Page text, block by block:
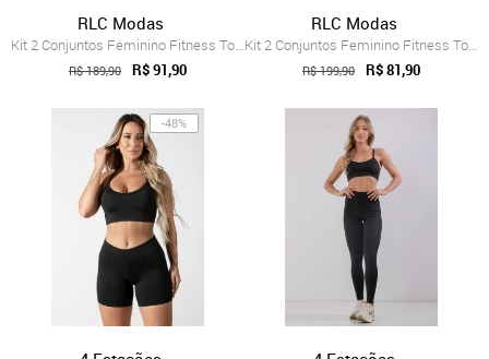
RLC Modas
Kit 2 Conjuntos Feminino Fitness Top alç...
R$ 189,90 R$ 91,90
RLC Modas
Kit 2 Conjuntos Feminino Fitness Top alç...
R$ 199,90 R$ 81,90
-48%